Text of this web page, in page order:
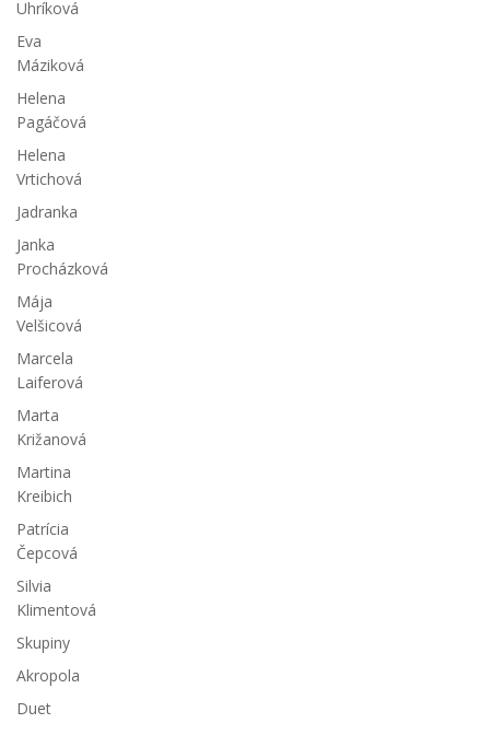
Uhríková
Eva
Máziková
Helena
Pagáčová
Helena
Vrtichová
Jadranka
Janka
Procházková
Mája
Velšicová
Marcela
Laiferová
Marta
Križanová
Martina
Kreibich
Patrícia
Čepcová
Silvia
Klimentová
Skupiny
Akropola
Duet